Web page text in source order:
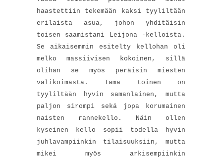
haastettiin tekemään kaksi tyyliltään
erilaista asua, johon yhditäisin
toisen saamistani Leijona -kelloista.
Se aikaisemmin esitelty kellohan oli
melko massiivisen kokoinen, sillä
olihan se myös peräisin miesten
valikoimasta. Tämä toinen on
tyyliltään hyvin samanlainen, mutta
paljon sirompi sekä jopa korumainen
naisten rannekello. Näin ollen
kyseinen kello sopii todella hyvin
juhlavampiinkin tilaisuuksiin, mutta
mikei myös arkisempiinkin